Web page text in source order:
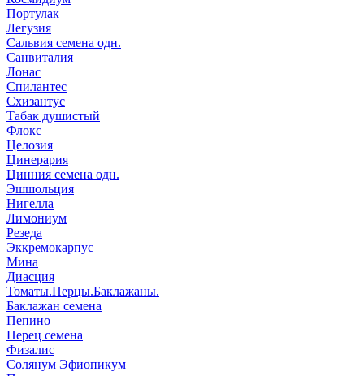
Портулак
Легузия
Сальвия семена одн.
Санвиталия
Лонас
Спилантес
Схизантус
Табак душистый
Флокс
Целозия
Цинерария
Цинния семена одн.
Эшшольция
Нигелла
Лимониум
Резеда
Эккремокарпус
Мина
Диасция
Томаты.Перцы.Баклажаны.
Баклажан семена
Пепино
Перец семена
Физалис
Солянум Эфиопикум